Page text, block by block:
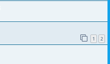
1 2